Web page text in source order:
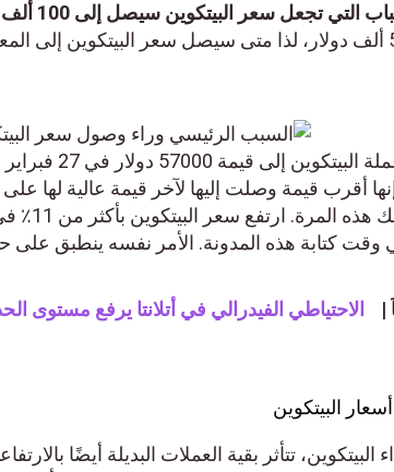
تجعل سعر البيتكوين سيصل إلى 100 ألف دولار قريبًا.
كتابة هذه المدونة. الأمر نفسه ينطبق على حجم
الاحتياطي الفيدرالي في أتلانتا يرفع مستوى
تتأثر بقية العملات البديلة أيضًا